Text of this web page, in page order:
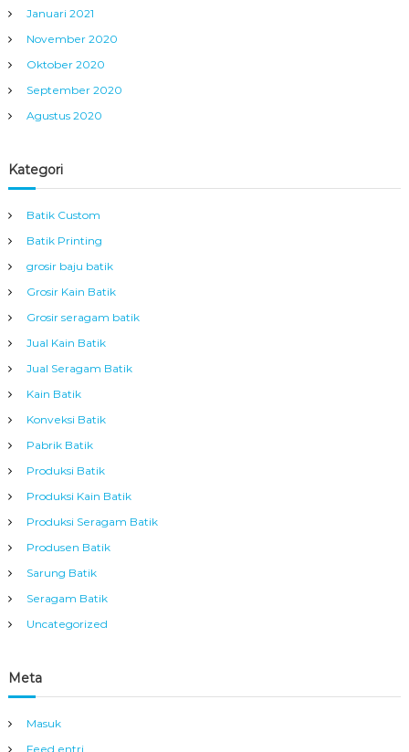
Januari 2021
November 2020
Oktober 2020
September 2020
Agustus 2020
Kategori
Batik Custom
Batik Printing
grosir baju batik
Grosir Kain Batik
Grosir seragam batik
Jual Kain Batik
Jual Seragam Batik
Kain Batik
Konveksi Batik
Pabrik Batik
Produksi Batik
Produksi Kain Batik
Produksi Seragam Batik
Produsen Batik
Sarung Batik
Seragam Batik
Uncategorized
Meta
Masuk
Feed entri